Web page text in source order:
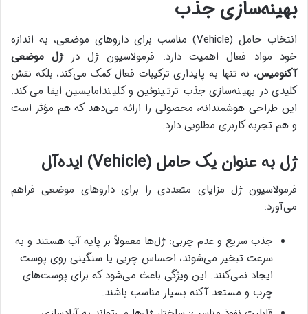
بهینه‌سازی جذب
انتخاب حامل (Vehicle) مناسب برای داروهای موضعی، به اندازه
خود مواد فعال اهمیت دارد. فرمولاسیون ژل درژل موضعی
آکنومیس، نه تنها به پایداری ترکیبات فعال کمک می‌کند، بلکه نقش
کلیدی در بهینه‌سازی جذب ترتینوئین و کلیندامایسین ایفا می‌کند.
این طراحی هوشمندانه، محصولی را ارائه می‌دهد که هم مؤثر است
و هم تجربه کاربری مطلوبی دارد.
ژل به عنوان یک حامل (Vehicle) ایده‌آل
فرمولاسیون ژل مزایای متعددی را برای داروهای موضعی فراهم
می‌آورد:
جذب سریع و عدم چربی: ژل‌ها معمولاً بر پایه آب هستند و به
سرعت تبخیر می‌شوند، احساس چربی یا سنگینی روی پوست
ایجاد نمی‌کنند. این ویژگی باعث می‌شود که برای پوست‌های
چرب و مستعد آکنه بسیار مناسب باشند.